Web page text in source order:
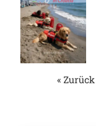
« Zurück